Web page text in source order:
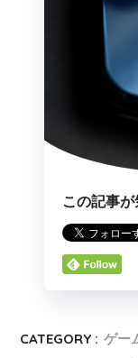
この記事
CATEGORY : ゲー